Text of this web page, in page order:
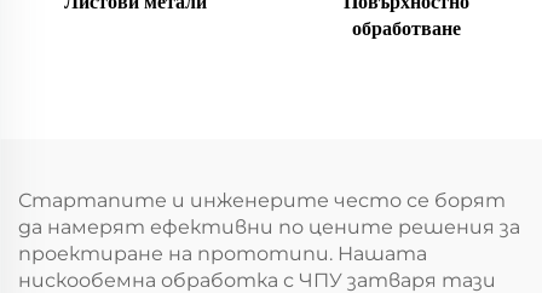
обработване
Стартапите и инженерите често се борят
да намерят ефективни по цените решения за
проектиране на прототипи. Нашата
нискообемна обработка с ЧПУ затваря тази